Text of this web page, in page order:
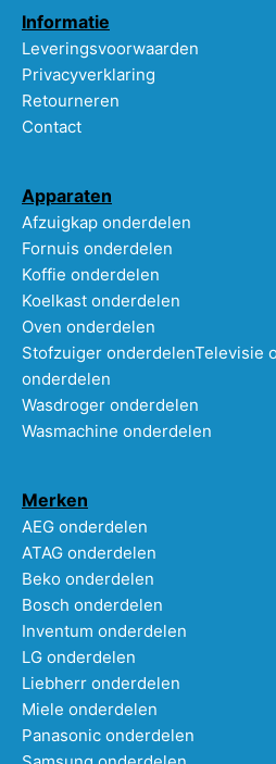
Informatie
Leveringsvoorwaarden
Privacyverklaring
Retourneren
Contact
Apparaten
Afzuigkap onderdelen
Fornuis onderdelen
Koffie onderdelen
Koelkast onderdelen
Oven onderdelen
Stofzuiger onderdelenTelevisie
onderdelen
Wasdroger onderdelen
Wasmachine onderdelen
Merken
AEG onderdelen
ATAG onderdelen
Beko onderdelen
Bosch onderdelen
Inventum onderdelen
LG onderdelen
Liebherr onderdelen
Miele onderdelen
Panasonic onderdelen